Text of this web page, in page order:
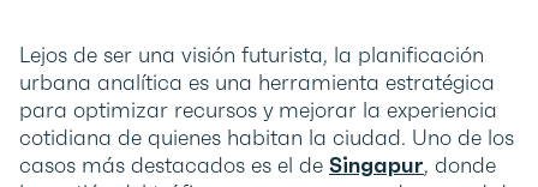
Lejos de ser una visión futurista, la planificación
urbana analítica es una herramienta estratégica
para optimizar recursos y mejorar la experiencia
cotidiana de quienes habitan la ciudad. Uno de los
casos más destacados es el de Singapur, donde